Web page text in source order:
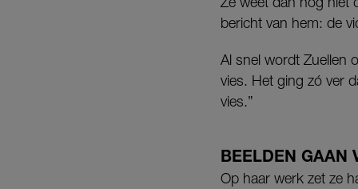
bericht van hem: de
Al snel wordt Zuellen
vies. Het ging zó ver
vies.”
BEELDEN GAAN
Op haar werk zet ze